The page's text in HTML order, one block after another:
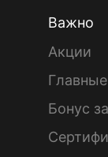
Важно
Акции
Бонус